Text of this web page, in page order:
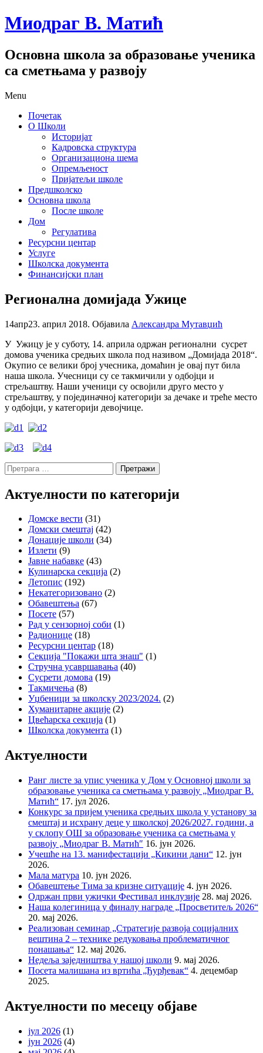
Миодраг В. Матић
Основна школа за образовање ученика
са сметњама у развоју
Menu
Почетак
О Школи
Историјат
Кадровска структура
Организациона шема
Опремљеност
Пријатељи школе
Предшколско
Основна школа
После школе
Дом
Регулатива
Ресурсни центар
Услуге
Школска документа
Финансијски план
Регионална домијада Ужице
14апр23. април 2018. Објавила Александра Мутавџић
У Ужицу је у суботу, 14. априла одржан регионални сусрет
домова ученика средњих школа под називом „Домијада 2018“.
Окупио се велики број учесника, домаћин је овај пут била
наша школа. Учесници су се такмичили у одбојци и
стрељаштву. Наши ученици су освојили друго место у
стрељаштву, у појединачној категорији за дечаке и треће место
у одбојци, у категорији девојчице.
Претрага
за:
Актуелности по категорији
Домске вести (31)
Домски смештај (42)
Донације школи (34)
Излети (9)
Јавне набавке (43)
Кулинарска секција (2)
Летопис (192)
Некатегоризовано (2)
Обавештења (67)
Посете (57)
Рад у сензорној соби (1)
Радионице (18)
Ресурсни центар (18)
Секција "Покажи шта знаш" (1)
Стручна усавршавања (40)
Сусрети домова (19)
Такмичења (8)
Уџбеници за школску 2023/2024. (2)
Хуманитарне акције (2)
Цвећарска секција (1)
Школска документа (1)
Актуелности
Ранг листе за упис ученика у Дом у Основној школи за
образовање ученика са сметњама у развоју „Миодраг В.
Матић“ 17. јул 2026.
Конкурс за пријем ученика средњих школа у установу за
смештај и исхрану деце у школској 2026/2027. години, а
у склопу ОШ за образовање ученика са сметњама у
развоју „Миодраг В. Матић″ 16. јун 2026.
Учешће на 13. манифестацији „Кикини дани“ 12. јун
2026.
Мала матура 10. јун 2026.
Обавештење Тима за кризне ситуације 4. јун 2026.
Одржан први ужички Фестивал инклузије 28. мај 2026.
Наша колегиница у финалу награде „Просветитељ 2026“
20. мај 2026.
Реализован семинар „Стратегије развоја социјалних
вештина 2 – технике редуковања проблематичног
понашања“ 12. мај 2026.
Недеља заједништва у нашој школи 9. мај 2026.
Посета малишана из вртића „Ђурђевак“ 4. децембар
2025.
Актуелности по месецу објаве
јул 2026 (1)
јун 2026 (4)